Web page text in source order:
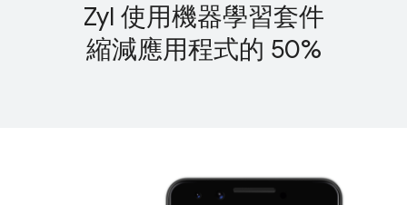
Zyl 使用機器學習套件
縮減應用程式的 50%